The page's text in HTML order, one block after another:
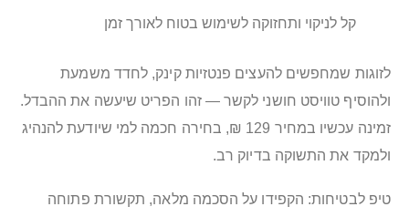
קל לניקוי ותחזוקה לשימוש בטוח לאורך זמן
לזוגות שמחפשים להעצים פנטזיות קינק, לחדד משמעת
ולהוסיף טוויסט חושני לקשר — זהו הפריט שיעשה את ההבדל.
זמינה עכשיו במחיר 129 ₪, בחירה חכמה למי שיודעת להנהיג
ולמקד את התשוקה בדיוק רב.
טיפ לבטיחות: הקפידו על הסכמה מלאה, תקשורת פתוחה